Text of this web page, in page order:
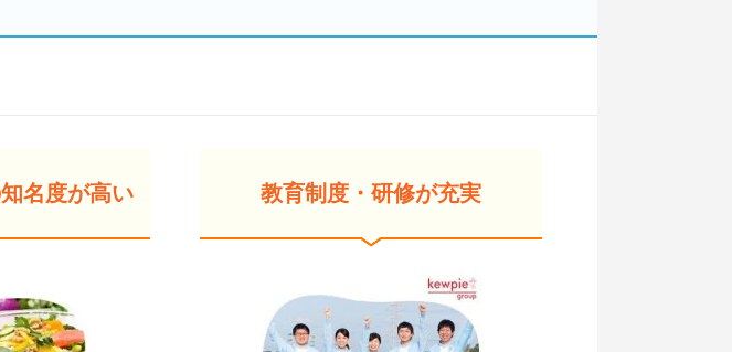
名度が高い 教育制度・研修が充実